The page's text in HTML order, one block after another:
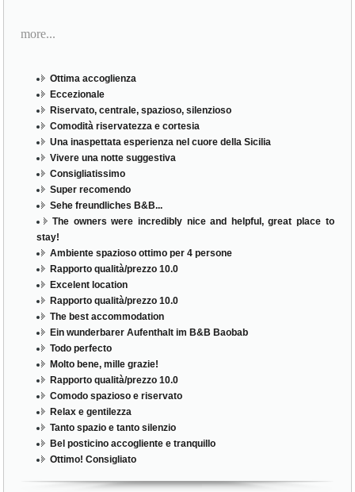
more...
Ottima accoglienza
Eccezionale
Riservato, centrale, spazioso, silenzioso
Comodità riservatezza e cortesia
Una inaspettata esperienza nel cuore della Sicilia
Vivere una notte suggestiva
Consigliatissimo
Super recomendo
Sehe freundliches B&B...
The owners were incredibly nice and helpful, great place to
stay!
Ambiente spazioso ottimo per 4 persone
Rapporto qualità/prezzo 10.0
Excelent location
Rapporto qualità/prezzo 10.0
The best accommodation
Ein wunderbarer Aufenthalt im B&B Baobab
Todo perfecto
Molto bene, mille grazie!
Rapporto qualità/prezzo 10.0
Comodo spazioso e riservato
Relax e gentilezza
Tanto spazio e tanto silenzio
Bel posticino accogliente e tranquillo
Ottimo! Consigliato